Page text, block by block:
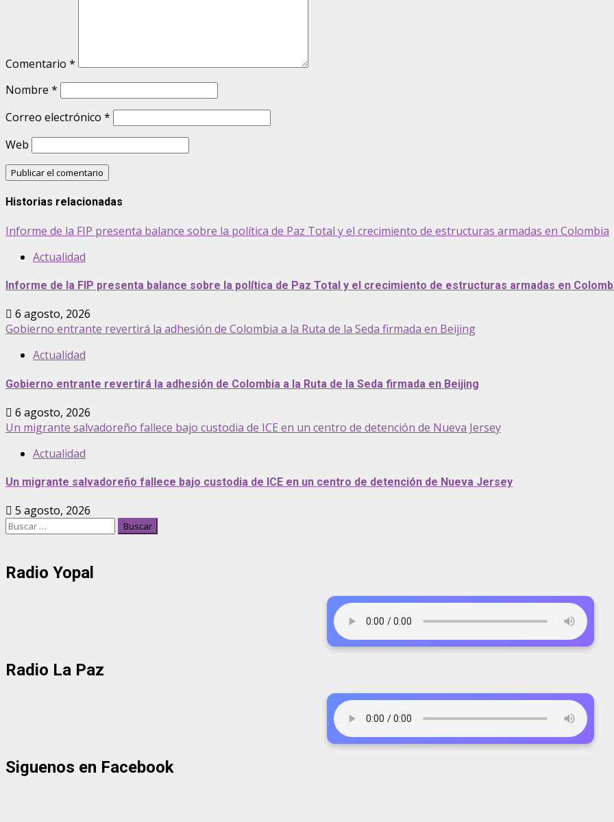
Comentario *
Nombre *
Correo electrónico *
Web
Historias relacionadas
Informe de la FIP presenta balance sobre la política de Paz Total y el crecimiento de estructuras armadas en Colombia
Actualidad
Informe de la FIP presenta balance sobre la política de Paz Total y el crecimiento de estructuras armadas en
6 agosto, 2026
Gobierno entrante revertirá la adhesión de Colombia a la Ruta de la Seda firmada en Beijing
Actualidad
Gobierno entrante revertirá la adhesión de Colombia a la Ruta de la Seda firmada en Beijing
6 agosto, 2026
Un migrante salvadoreño fallece bajo custodia de ICE en un centro de detención de Nueva Jersey
Actualidad
Un migrante salvadoreño fallece bajo custodia de ICE en un centro de detención de Nueva Jersey
5 agosto, 2026
Buscar:
Radio Yopal
Radio La Paz
Siguenos en Facebook